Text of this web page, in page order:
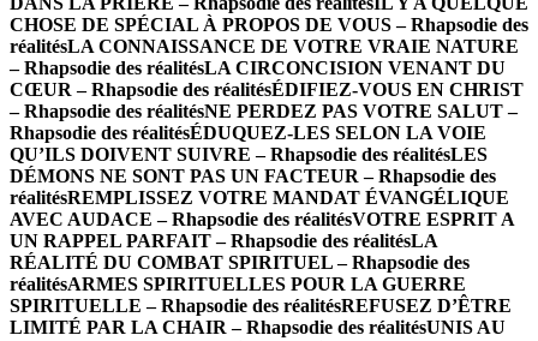
CHOSE DE SPÉCIAL À PROPOS DE VOUS – Rhapsodie des
réalitésLA CONNAISSANCE DE VOTRE VRAIE NATURE
– Rhapsodie des réalitésLA CIRCONCISION VENANT DU
CŒUR – Rhapsodie des réalitésÉDIFIEZ-VOUS EN CHRIST
– Rhapsodie des réalitésNE PERDEZ PAS VOTRE SALUT –
Rhapsodie des réalitésÉDUQUEZ-LES SELON LA VOIE
QU’ILS DOIVENT SUIVRE – Rhapsodie des réalitésLES
DÉMONS NE SONT PAS UN FACTEUR – Rhapsodie des
réalitésREMPLISSEZ VOTRE MANDAT ÉVANGÉLIQUE
AVEC AUDACE – Rhapsodie des réalitésVOTRE ESPRIT A
UN RAPPEL PARFAIT – Rhapsodie des réalitésLA
RÉALITÉ DU COMBAT SPIRITUEL – Rhapsodie des
réalitésARMES SPIRITUELLES POUR LA GUERRE
SPIRITUELLE – Rhapsodie des réalitésREFUSEZ D’ÊTRE
LIMITÉ PAR LA CHAIR – Rhapsodie des réalitésUNIS AU